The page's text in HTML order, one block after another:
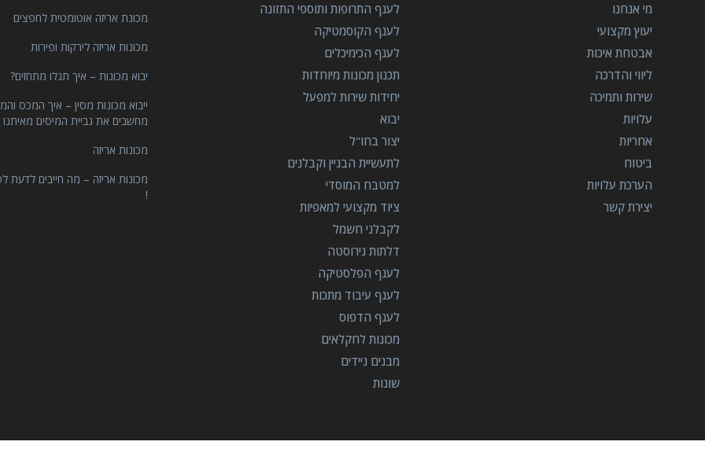
מי אנחנו
יעוץ מקצועי
אבטחת איכות
ליווי והדרכה
שירות ותמיכה
עלויות
אחריות
ביטוח
הערכת עלויות
יצירת קשר
לענף התרופות ותוספי התזונה
לענף הקוסמטיקה
לענף הכימיכלים
תכנון מכונות מיוחדות
יחידות שירות למפעל
יבוא
יצור בחו"ל
לתעשיית הבניין וקבלנים
למטבח המוסדי
ציוד מקצועי למאפיות
לקבלני חשמל
דלתות נירוסטה
לענף הפלסטיקה
לענף עיבוד מתכות
לענף הדפוס
מכונות לחקלאים
מבנים ניידים
שונות
מכונת אריזה אוטומטית לחפצים
מכונות אריזה לירקות ופירות
יבוא מכונות – איך תגלו מתחזים?
ייבוא מכונות מסין – איך המכס
מחשבים את גביית המיסים מאיתנו
מכונות אריזה
מכונות אריזה – מה חייבים לדעת
!